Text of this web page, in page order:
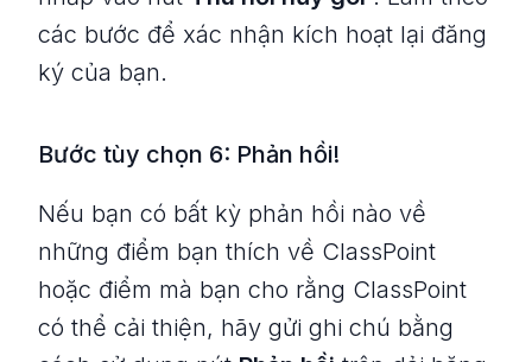
các bước để xác nhận kích hoạt lại đăng
ký của bạn.
Bước tùy chọn 6: Phản hồi!
Nếu bạn có bất kỳ phản hồi nào về
những điểm bạn thích về ClassPoint
hoặc điểm mà bạn cho rằng ClassPoint
có thể cải thiện, hãy gửi ghi chú bằng